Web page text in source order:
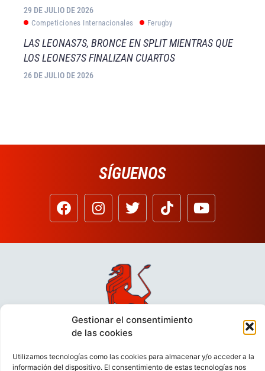
Gestionar el consentimiento
de las cookies
Utilizamos tecnologías como las cookies para almacenar y/o acceder a la
información del dispositivo. El consentimiento de estas tecnologías nos
29 DE JULIO DE 2026
Competiciones Internacionales Ferugby
LAS LEONAS7S, BRONCE EN SPLIT MIENTRAS QUE
LOS LEONES7S FINALIZAN CUARTOS
26 DE JULIO DE 2026
SÍGUENOS